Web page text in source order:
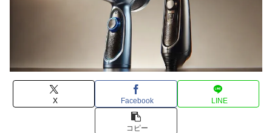
X Facebook LINE
コピー